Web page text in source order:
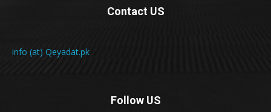
Contact US
info (at) Qeyadat.pk
Follow US